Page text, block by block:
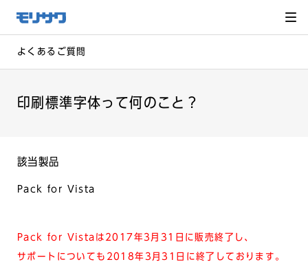
メ
ニュー
飛ばし
へ移動
よくあるご質問
印刷標準字体って何のこと？
該当製品
Pack for Vista
Pack for Vistaは2017年3月31日に販売終了し、
サポートについても2018年3月31日に終了しております。